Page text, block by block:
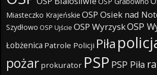
Miasteczko Krajeńskie OSP Osiek nad
Szydłowo OSP Ujście OSP WyrzyskOSP
Łobżenica Patrole Policji Piła
pożar prokurator PSP PSP Piła